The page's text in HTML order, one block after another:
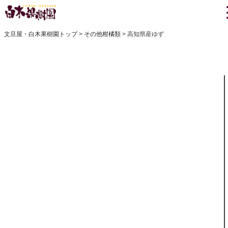
文旦屋・白木果樹園トップ その他柑橘類 高知県産ゆず